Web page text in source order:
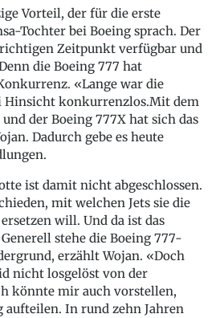
Vorteil, der für die erste
Tochter bei Boeing sprach. Der
Zeitpunkt verfügbar und
die Boeing 777 hat
«Lange war die
Hinsicht konkurrenzlos.Mit dem
der Boeing 777X hat sich das
Dadurch gebe es heute
ist damit nicht abgeschlossen.
mit welchen Jets sie die
will. Und da ist das
stehe die Boeing 777-
erzählt Wojan. «Doch
nicht losgelöst von der
könnte mir auch vorstellen,
aufteilen. In rund zehn Jahren